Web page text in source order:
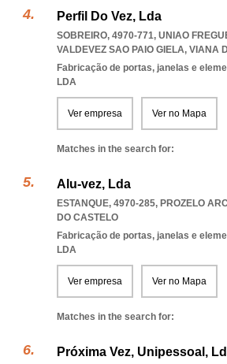
Perfil Do Vez, Lda
SOBREIRO, 4970-771, UNIAO
VALDEVEZ SAO PAIO GIELA, VIANA
Fabricação de portas, janelas e
LDA
Ver empresa Ver no Mapa
Matches in the search for:
Alu-vez, Lda
ESTANQUE, 4970-285, PROZELO
DO CASTELO
Fabricação de portas, janelas e
LDA
Ver empresa Ver no Mapa
Matches in the search for:
Próxima Vez, Unipessoal,